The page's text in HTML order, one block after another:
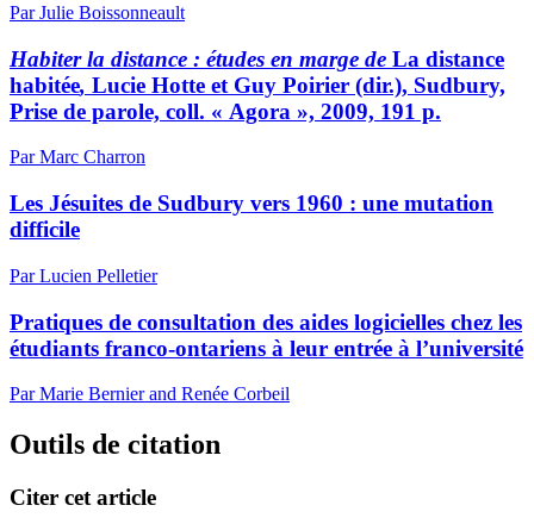
Par Julie Boissonneault
Habiter la distance : études en marge de La distance
habitée, Lucie Hotte et Guy Poirier (dir.), Sudbury,
Prise de parole, coll. « Agora », 2009, 191 p.
Par Marc Charron
Les Jésuites de Sudbury vers 1960 : une mutation
difficile
Par Lucien Pelletier
Pratiques de consultation des aides logicielles chez les
étudiants franco-ontariens à leur entrée à l’université
Par Marie Bernier and Renée Corbeil
Outils de citation
Citer cet article